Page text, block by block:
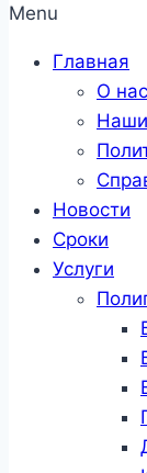
Menu
Главная
О нас
Наши
Новости
Сроки
Услуги